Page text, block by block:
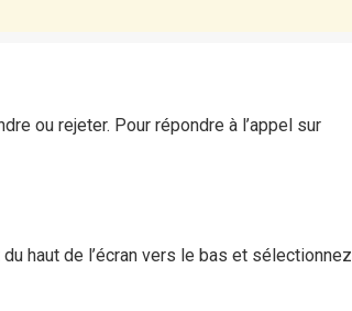
ou rejeter. Pour répondre à l’appel sur
haut de l’écran vers le bas et sélectionnez